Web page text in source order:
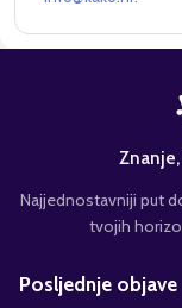
Najjednostavniji put
tvojih
Posljednje objave